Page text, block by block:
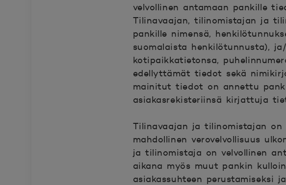
velvollinen antamaan pankille
Tilinavaajan, tilinomistajan ja
pankille nimensä,
suomalaista henkilötunnusta),
kotipaikkatietonsa,
edellyttämät tiedot sekä
mainitut tiedot on annettu
asiakasrekisteriinsä kirjattuja
Tilinavaajan ja tilinomistajan
mahdollinen verovelvollisuus
ja tilinomistaja on velvollinen
aikana myös muut pankin
asiakassuhteen perustamiseksi